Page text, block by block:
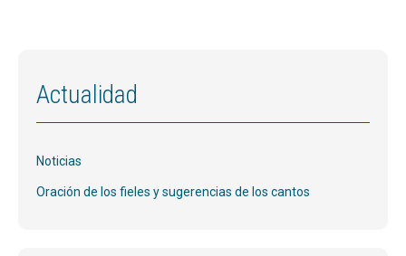
Actualidad
Noticias
Oración de los fieles y sugerencias de los cantos